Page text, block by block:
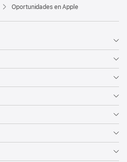
Oportunidades en Apple